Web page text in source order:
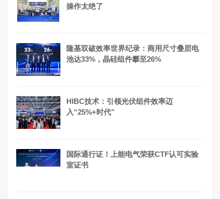
操作太绝了
隆基双破效率世界纪录：商用尺寸叠层电
池达33%，晶硅组件攀至26%
HIBC技术：引领光伏组件效率迈
入“25%+时代”
国际通行证！上能电气荣获CTF认可实验
室证书